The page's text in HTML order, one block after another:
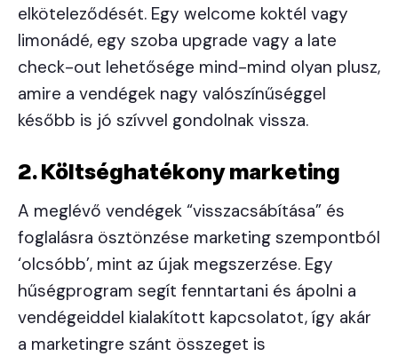
elköteleződését. Egy welcome koktél vagy
limonádé, egy szoba upgrade vagy a late
check-out lehetősége mind-mind olyan plusz,
amire a vendégek nagy valószínűséggel
később is jó szívvel gondolnak vissza.
2. Költséghatékony marketing
A meglévő vendégek “visszacsábítása” és
foglalásra ösztönzése marketing szempontból
‘olcsóbb’, mint az újak megszerzése. Egy
hűségprogram segít fenntartani és ápolni a
vendégeiddel kialakított kapcsolatot, így akár
a marketingre szánt összeget is